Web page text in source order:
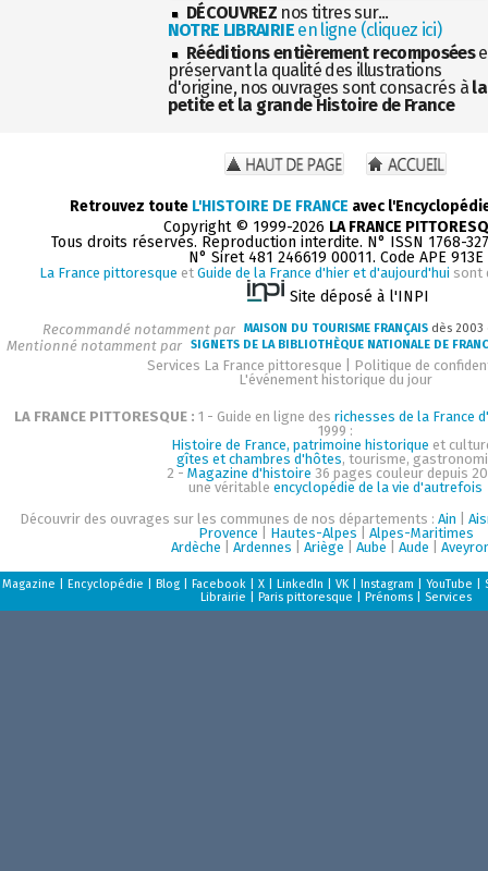
DÉCOUVREZ nos titres sur...
NOTRE LIBRAIRIEen ligne (cliquez ici)
Rééditions entièrement recomposées
préservant la qualité des illustrations
d'origine, nos ouvrages sont consacrés à la
petite et la grande Histoire de France
Retrouvez toute L'HISTOIRE DE FRANCE avec
Copyright © 1999-2026 LA FRANCE
Tous droits réservés. Reproduction interdite. N° ISSN 1768-
N° Siret 481 246619 00011. Code APE 913E
La France pittoresque et Guide de la France d'hier et d'aujourd'hui sont
Site déposé à l'INPI
Recommandé notamment par MAISON DU TOURISME FRANÇAIS dès
Mentionné notamment par SIGNETS DE LA BIBLIOTHÈQUE NATIONALE DE
Services La France pittoresque
Politique de
L'événement historique du jour
LA FRANCE PITTORESQUE : 1 - Guide en ligne des richesses de la France
1999 :
Histoire de France, patrimoine historique et
gîtes et chambres d'hôtes, tourisme,
2 - Magazine d'histoire 36 pages couleur depuis
une véritable encyclopédie de la vie d'autrefois
Découvrir des ouvrages sur les communes de nos départements : Ain
Provence
Hautes-Alpes
Alpes-Maritimes
Ardèche
Ardennes Ariège Aube Aude
Magazine Encyclopédie Blog| Facebook| X| LinkedIn VK| Instagram YouTube
Librairie
Paris pittoresque Prénoms| Services